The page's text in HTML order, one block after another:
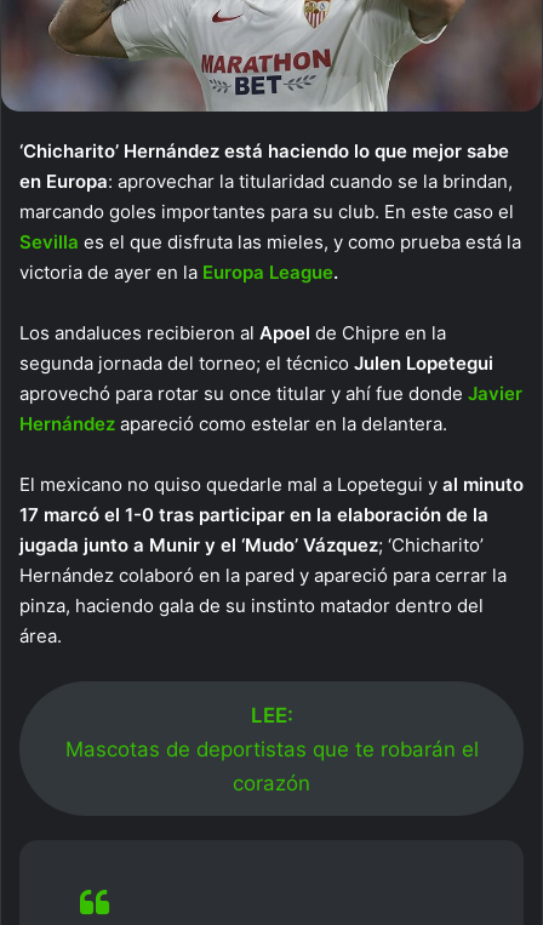
‘Chicharito’ Hernández está haciendo lo que mejor sabe
en Europa: aprovechar la titularidad cuando se la brindan,
marcando goles importantes para su club. En este caso el
Sevilla es el que disfruta las mieles, y como prueba está la
victoria de ayer en la Europa League.
Los andaluces recibieron al Apoel de Chipre en la
segunda jornada del torneo; el técnico Julen Lopetegui
aprovechó para rotar su once titular y ahí fue donde Javier
Hernández apareció como estelar en la delantera.
El mexicano no quiso quedarle mal a Lopetegui y al minuto
17 marcó el 1-0 tras participar en la elaboración de la
jugada junto a Munir y el ‘Mudo’ Vázquez; ‘Chicharito’
Hernández colaboró en la pared y apareció para cerrar la
pinza, haciendo gala de su instinto matador dentro del
área.
LEE:
Mascotas de deportistas que te robarán el
corazón